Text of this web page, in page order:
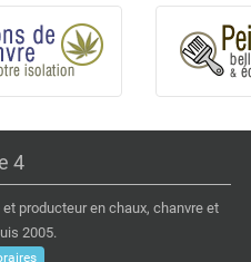
4
producteur en chaux, chanvre et
2005.